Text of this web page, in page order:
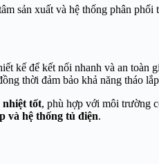
sản xuất và hệ thống phân phối
kế để kết nối nhanh và an toàn
thời đảm bảo khả năng tháo
nhiệt tốt, phù hợp với môi trường
và hệ thống tủ điện.